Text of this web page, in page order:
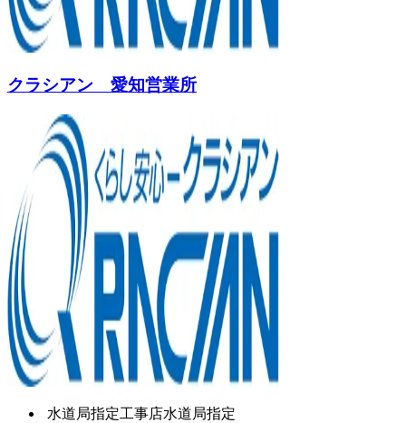
クラシアン 愛知営業所
水道局指定工事店水道局指定